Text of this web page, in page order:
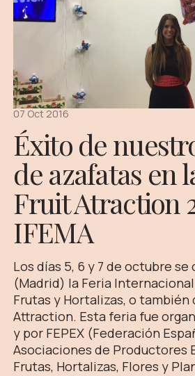
07 Oct 2016
Éxito de
de azafatas en
Fruit Atraction
IFEMA
Los días 5, 6 y 7 de octubre se
(Madrid) la Feria
Frutas y Hortalizas, o
Attraction. Esta feria fue
y por FEPEX (Federación
Asociaciones de Productores
Frutas, Hortalizas, Flores y